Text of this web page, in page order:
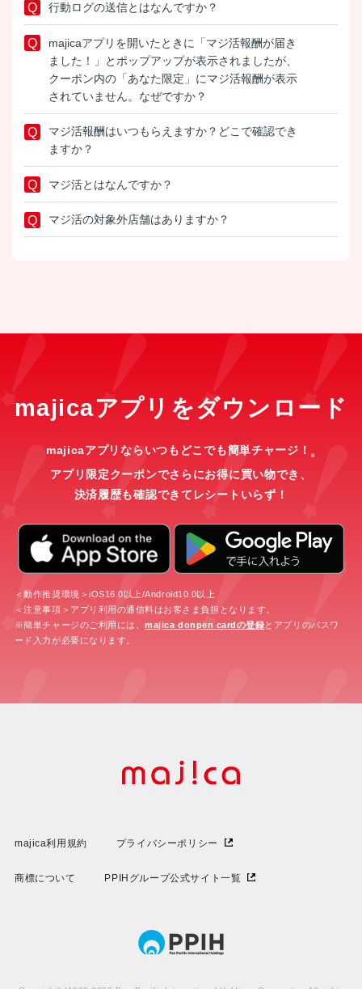
行動ログの送信とはなんですか？
majicaアプリを開いたときに「マジ活報酬が届き
ました！」とポップアップが表示されましたが、
クーポン内の「あなた限定」にマジ活報酬が表示
されていません。なぜですか？
マジ活報酬はいつもらえますか？どこで確認でき
ますか？
マジ活とはなんですか？
マジ活の対象外店舗はありますか？
majicaアプリをダウンロード
majicaアプリならいつもどこでも簡単チャージ！ ※
アプリ限定クーポンでさらにお得に買い物でき、
決済履歴も確認できてレシートいらず！
＜動作推奨環境＞iOS16.0以上/Android10.0以上
＜注意事項＞アプリ利用の通信料はお客さま負担となります。
※簡単チャージのご利用には、majica donpen cardの登録とアプリのパスワ
ード入力が必要になります。
majica利用規約 プライバシーポリシー
商標について PPIHグループ公式サイト一覧